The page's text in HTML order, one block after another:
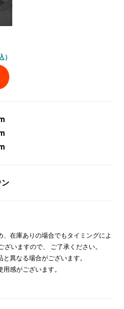
）
ン
在庫ありの場合でもタイミングによ
いますので、 ご了承ください。
異なる場合がございます。
感がございます。